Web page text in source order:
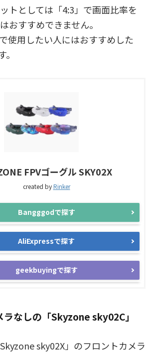
トとしては「4:3」で画面比率を
おすすめできません。
使用したい人にはおすすめした
FPVゴーグル SKY02X
created byRinker
Bangggodで探す
AliExpressで探す
geekbuyingで探す
ラなしの「Skyzone sky02C」
sky02X」のフロントカメラ